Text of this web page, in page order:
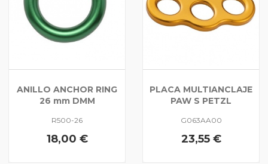
ANILLO ANCHOR RING
26 mm DMM
R500-26
18,00 €
PLACA MULTIANCLAJE
PAW S PETZL
G063AA00
23,55 €